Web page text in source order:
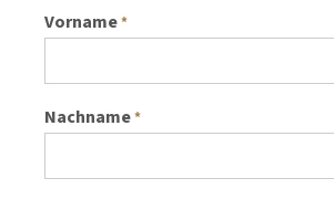
Vorname*
Nachname*